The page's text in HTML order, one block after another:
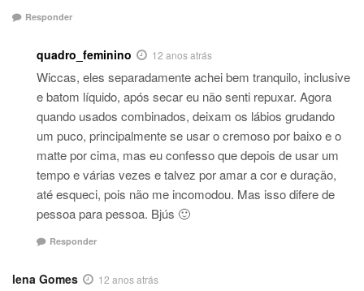
Responder
quadro_feminino 12 anos atrás
Wiccas, eles separadamente achei bem tranquilo, inclusive
e batom líquido, após secar eu não senti repuxar. Agora
quando usados combinados, deixam os lábios grudando
um puco, principalmente se usar o cremoso por baixo e o
matte por cima, mas eu confesso que depois de usar um
tempo e várias vezes e talvez por amar a cor e duração,
até esqueci, pois não me incomodou. Mas isso difere de
pessoa para pessoa. Bjús 🙂
Responder
lena Gomes 12 anos atrás